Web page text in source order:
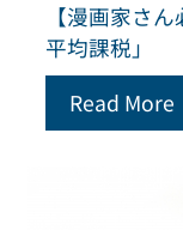
【漫画家さ
平均課税」
Read More